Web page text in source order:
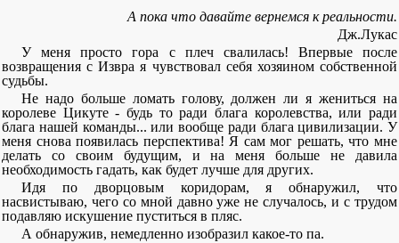
А пока что давайте вернемся к реальности.
Дж.Лукас
У меня просто гора с плеч свалилась! Впервые после
возвращения с Извра я чувствовал себя хозяином собственной
судьбы.
Не надо больше ломать голову, должен ли я жениться на
королеве Цикуте - будь то ради блага королевства, или ради
блага нашей команды... или вообще ради блага цивилизации. У
меня снова появилась перспектива! Я сам мог решать, что мне
делать со своим будущим, и на меня больше не давила
необходимость гадать, как будет лучше для других.
Идя по дворцовым коридорам, я обнаружил, что
насвистываю, чего со мной давно уже не случалось, и с трудом
подавляю искушение пуститься в пляс.
А обнаружив, немедленно изобразил какое-то па.